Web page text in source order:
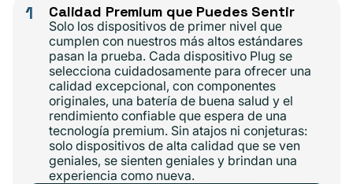
1 Calidad Premium que Puedes Sentir
Solo los dispositivos de primer nivel que
cumplen con nuestros más altos estándares
pasan la prueba. Cada dispositivo Plug se
selecciona cuidadosamente para ofrecer una
calidad excepcional, con componentes
originales, una batería de buena salud y el
rendimiento confiable que espera de una
tecnología premium. Sin atajos ni conjeturas:
solo dispositivos de alta calidad que se ven
geniales, se sienten geniales y brindan una
experiencia como nueva.